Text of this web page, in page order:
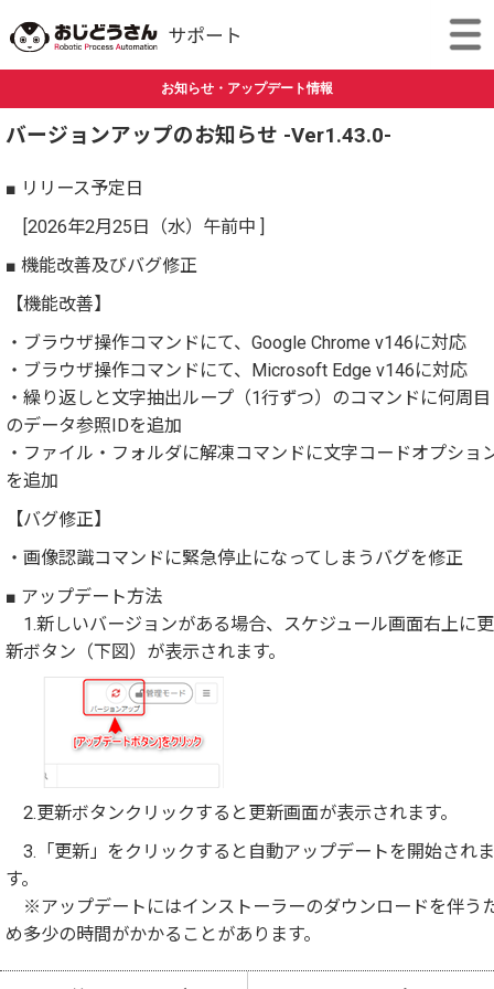
お知らせ・アップデート情報
バージョンアップのお知らせ -Ver1.43.0-
■ リリース予定日
[2026年2月25日（水）午前中 ]
■ 機能改善及びバグ修正
【機能改善】
・ブラウザ操作コマンドにて、Google Chrome v146に対応
・ブラウザ操作コマンドにて、Microsoft Edge v146に対応
・繰り返しと文字抽出ループ（1行ずつ）のコマンドに何周目
のデータ参照IDを追加
・ファイル・フォルダに解凍コマンドに文字コードオプショ
を追加
【バグ修正】
・画像認識コマンドに緊急停止になってしまうバグを修正
■ アップデート方法
1.新しいバージョンがある場合、スケジュール画面右上に更
新ボタン（下図）が表示されます。
2.更新ボタンクリックすると更新画面が表示されます。
3.「更新」をクリックすると自動アップデートを開始されま
す。
※アップデートにはインストーラーのダウンロードを伴う
め多少の時間がかかることがあります。